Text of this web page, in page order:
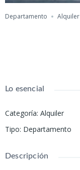
Departamento Alquiler
Lo esencial
Categoría: Alquiler
Tipo: Departamento
Descripción